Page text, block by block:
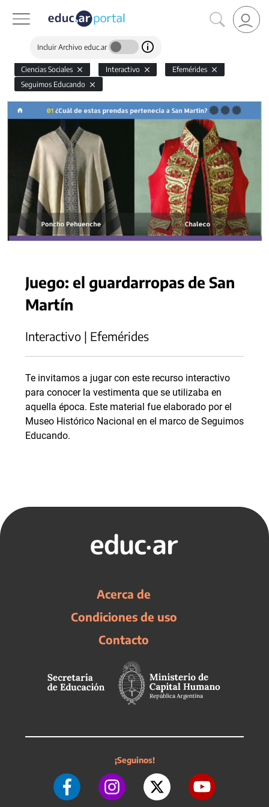
Incluir Archivo educ.ar
Ciencias Sociales Interactivo
Efemérides
Seguimos Educando
Juego: el guardarropas de San
Martín
Interactivo | Efemérides
Te invitamos a jugar con este recurso interactivo
para conocer la vestimenta que se utilizaba en
aquella época. Este material fue elaborado por el
Museo Histórico Nacional en el marco de Seguimos
Educando.
Acerca de
Condiciones de uso
Contacto
¡Seguinos!